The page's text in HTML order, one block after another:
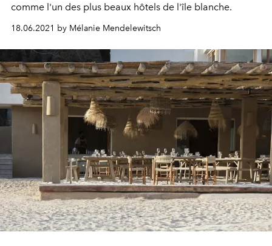
comme l'un des plus beaux hôtels de l'île blanche.
18.06.2021 by Mélanie Mendelewitsch